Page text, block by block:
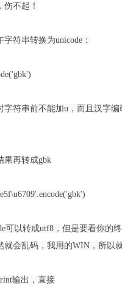
伤不起！
字符串转换为unicode：
字符串前不能加u，而且汉字编
果再转成gbk
可以转成utf8，但是要看你的
就会乱码，我用的WIN，所以
输出，直接